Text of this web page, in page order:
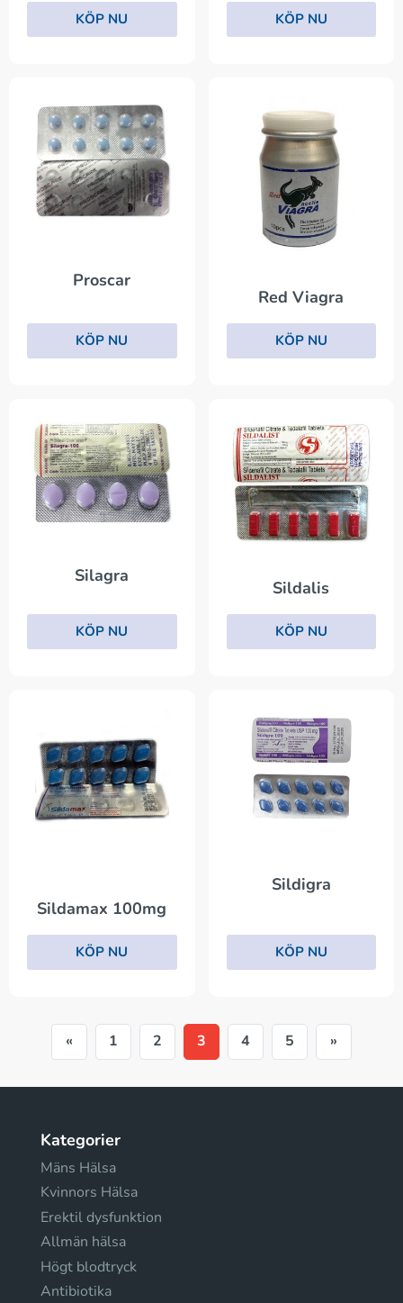
KÖP NU KÖP NU
Proscar
KÖP NU
Red Viagra
KÖP NU
Silagra
KÖP NU
Sildalis
KÖP NU
Sildamax 100mg
KÖP NU
Sildigra
KÖP NU
« 1 2 3 4 5 »
Kategorier
Mäns Hälsa
Kvinnors Hälsa
Erektil dysfunktion
Allmän hälsa
Högt blodtryck
Antibiotika